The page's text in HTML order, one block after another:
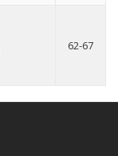
62-67